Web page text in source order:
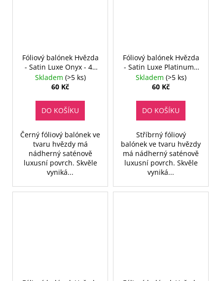
Fóliový balónek Hvězda
- Satin Luxe Onyx - 46
cm
Skladem (>5 ks)
60 Kč
DO KOŠÍKU
Černý fóliový balónek ve
tvaru hvězdy má
nádherný saténově
luxusní povrch. Skvěle
vyniká...
Fóliový balónek Hvězda
- Satin Luxe Platinum -
46 cm
Skladem (>5 ks)
60 Kč
DO KOŠÍKU
Stříbrný fóliový
balónek ve tvaru hvězdy
má nádherný saténově
luxusní povrch. Skvěle
vyniká...